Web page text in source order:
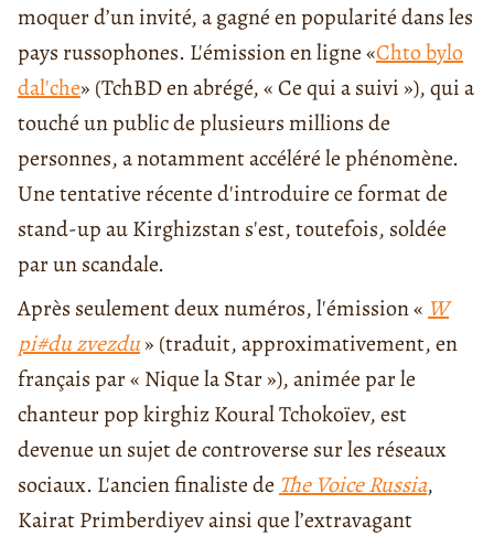
moquer d’un invité, a gagné en popularité dans les
pays russophones. L'émission en ligne «Chto bylo
dal'che» (TchBD en abrégé, « Ce qui a suivi »), qui a
touché un public de plusieurs millions de
personnes, a notamment accéléré le phénomène.
Une tentative récente d'introduire ce format de
stand-up au Kirghizstan s'est, toutefois, soldée
par un scandale.
Après seulement deux numéros, l'émission « W
pi#du zvezdu» (traduit, approximativement, en
français par « Nique la Star »), animée par le
chanteur pop kirghiz Koural Tchokoïev, est
devenue un sujet de controverse sur les réseaux
sociaux. L'ancien finaliste de The Voice Russia,
Kairat Primberdiyev ainsi que l’extravagant